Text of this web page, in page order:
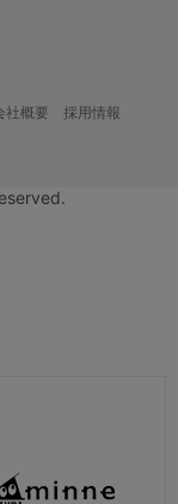
社概要
採用情報